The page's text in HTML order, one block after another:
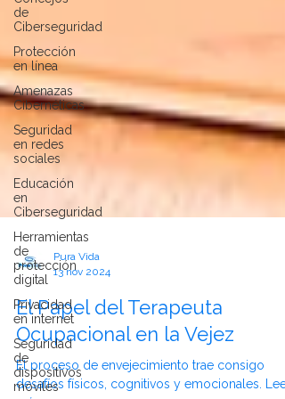
de
Ciberseguridad
Protección
en línea
Amenazas
Cibernéticas
Seguridad
en redes
sociales
Educación
en
Ciberseguridad
Herramientas
de
protección
digital
Privacidad
en internet
Seguridad
de
dispositivos
móviles
13 nov 2024
El Papel del Terapeuta
Ocupacional en la Vejez